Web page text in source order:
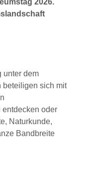
unter dem
beteiligen sich mit
entdecken oder
Naturkunde,
Bandbreite